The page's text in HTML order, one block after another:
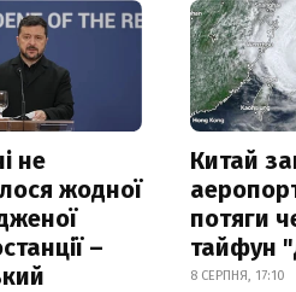
не
жодної
–
Китай
потяги
тайфун
8 СЕРПНЯ, 17:10